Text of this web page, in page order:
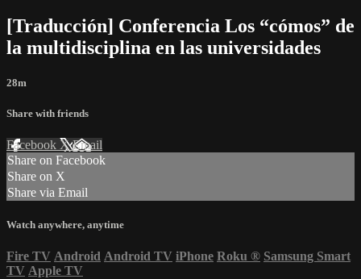
[Traducción] Conferencia Los “cómos” de
la multidisciplina en las universidades
28m
Share with friends
Facebook XEmail
Share on Facebook
Share on X
Share via Email
Watch anywhere, anytime
Fire TV Android Android TV iPhone Roku ® Samsung Smart
TV Apple TV